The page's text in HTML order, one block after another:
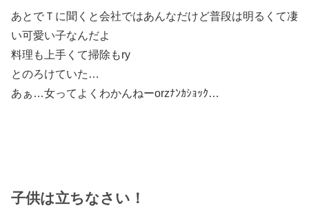
あとでＴに聞くと会社ではあんなだけど普段は明るくて凄
い可愛い子なんだよ
料理も上手くて掃除もry
とのろけていた…
あぁ…女ってよくわかんねーorzﾅﾝｶｼｮｯｸ…
子供は立ちなさい！